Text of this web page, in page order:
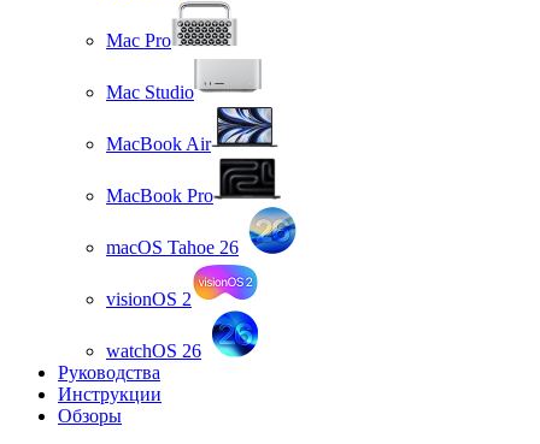
Mac Pro
Mac Studio
MacBook Air
MacBook Pro
macOS Tahoe 26
visionOS 2
watchOS 26
Руководства
Инструкции
Обзоры